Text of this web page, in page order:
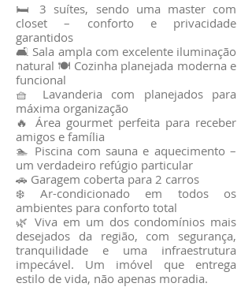
🛏️ 3 suítes, sendo uma master com
closet – conforto e privacidade
garantidos
🛋️ Sala ampla com excelente iluminação
natural 🍽️ Cozinha planejada moderna e
funcional
🧺 Lavanderia com planejados para
máxima organização
🔥 Área gourmet perfeita para receber
amigos e família
🏊 Piscina com sauna e aquecimento –
um verdadeiro refúgio particular
🚗 Garagem coberta para 2 carros
❄️ Ar-condicionado em todos os
ambientes para conforto total
🌿 Viva em um dos condomínios mais
desejados da região, com segurança,
tranquilidade e uma infraestrutura
impecável. Um imóvel que entrega
estilo de vida, não apenas moradia.